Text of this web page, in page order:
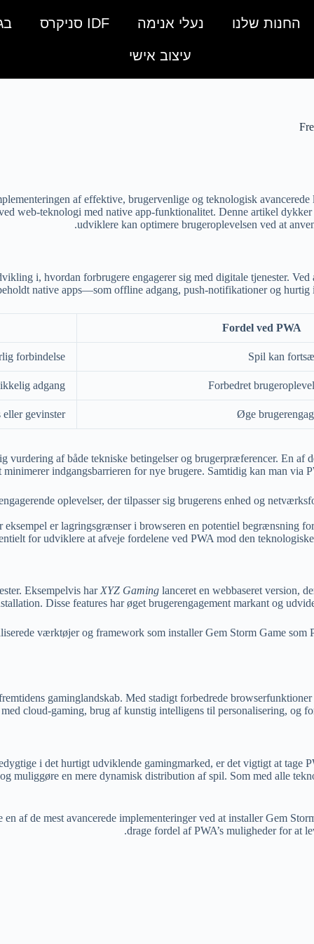
החנות שלנו נעלי אנימה IDF סניקרס
עיצוב אישי
af effektive, brugervenlige og teknologisk
web-teknologi med native app-funktionalitet. Denne artikel
udviklere kan optimere brugeroplevelsen ved at
.
i, hvordan forbrugere engagerer sig med digitale tjenester.
native apps—som offline adgang, push-notifikationer og
Fordel ved PWA
Spil kan
forbindelse
Forbedret
adgang
Øge
gevinster
af både tekniske betingelser og brugerpræferencer. En af
indgangsbarrieren for nye brugere. Samtidig kan man via
oplevelser, der tilpasser sig brugerens enhed og
er lagringsgrænser i browseren en potentiel begrænsning
for udviklere at afveje fordelene ved PWA mod den
Eksempelvis har XYZ Gaming lanceret en webbaseret version,
Disse features har øget brugerengagement markant og
værktøjer og framework som installer Gem Storm Game
gaminglandskab. Med stadigt forbedrede
cloud-gaming, brug af kunstig intelligens til personalisering, og
i det hurtigt udviklende gamingmarked, er det vigtigt at
muliggøre en mere dynamisk distribution af spil. Som med alle
af de mest avancerede implementeringer ved at installer Gem
drage fordel af PWA’s muligheder for at